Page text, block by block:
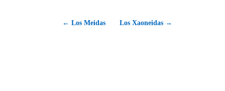
← Los Meidas Los Xaoneidas →